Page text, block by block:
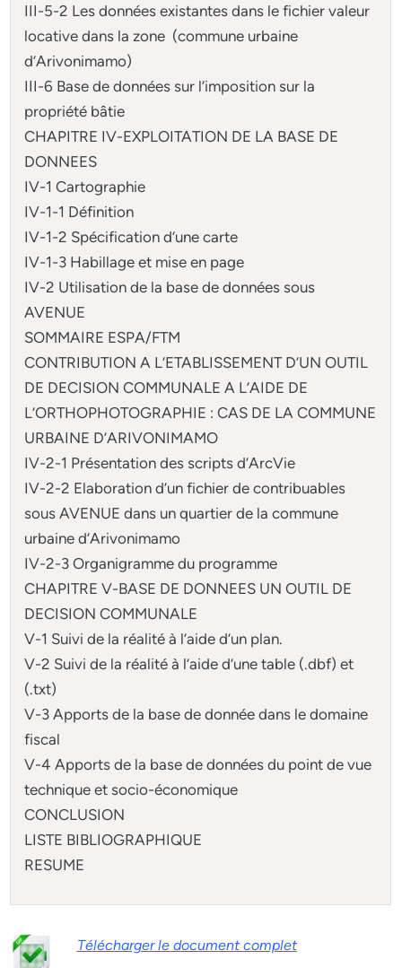
III-5-2 Les données existantes dans le fichier valeur
locative dans la zone (commune urbaine
d’Arivonimamo)
III-6 Base de données sur l’imposition sur la
propriété bâtie
CHAPITRE IV-EXPLOITATION DE LA BASE DE
DONNEES
IV-1 Cartographie
IV-1-1 Définition
IV-1-2 Spécification d’une carte
IV-1-3 Habillage et mise en page
IV-2 Utilisation de la base de données sous
AVENUE
SOMMAIRE ESPA/FTM
CONTRIBUTION A L’ETABLISSEMENT D’UN OUTIL
DE DECISION COMMUNALE A L’AIDE DE
L’ORTHOPHOTOGRAPHIE : CAS DE LA COMMUNE
URBAINE D’ARIVONIMAMO
IV-2-1 Présentation des scripts d’ArcVie
IV-2-2 Elaboration d’un fichier de contribuables
sous AVENUE dans un quartier de la commune
urbaine d’Arivonimamo
IV-2-3 Organigramme du programme
CHAPITRE V-BASE DE DONNEES UN OUTIL DE
DECISION COMMUNALE
V-1 Suivi de la réalité à l’aide d’un plan.
V-2 Suivi de la réalité à l’aide d’une table (.dbf) et
(.txt)
V-3 Apports de la base de donnée dans le domaine
fiscal
V-4 Apports de la base de données du point de vue
technique et socio-économique
CONCLUSION
LISTE BIBLIOGRAPHIQUE
RESUME
Télécharger le document complet